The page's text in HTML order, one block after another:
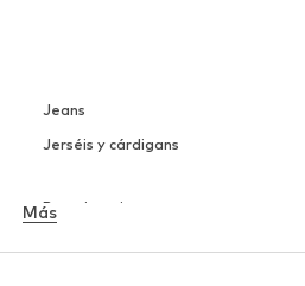
Jeans
Jerséis y cárdigans
Ropa interior
Más